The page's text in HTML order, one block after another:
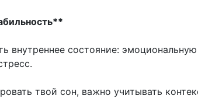
внутреннее состояние: эмоциональную
твой сон, важно учитывать